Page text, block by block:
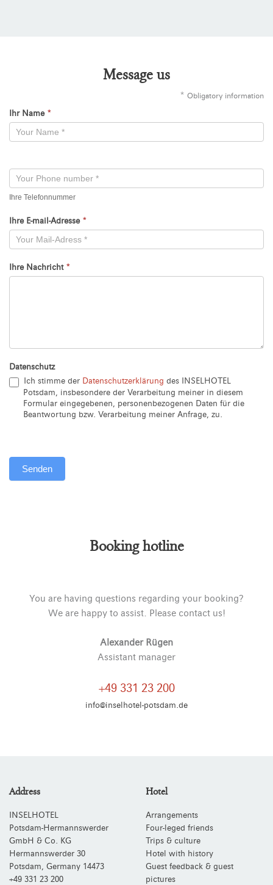
Message us
* Obligatory information
Kontaktformular
-
Ihr Name *
Ihre Telefonnummer
Ihre E-mail-Adresse *
Ihre Nachricht *
Datenschutz
Ich stimme der Datenschutzerklärung des INSELHOTEL
Potsdam, insbesondere der Verarbeitung meiner in diesem
Formular eingegebenen, personenbezogenen Daten für die
Beantwortung bzw. Verarbeitung meiner Anfrage, zu.
Senden
Booking hotline
You are having questions regarding your booking?
We are happy to assist. Please contact us!
Alexander Rügen
Assistant manager
+49 331 23 200
info@inselhotel-potsdam.de
Address
INSELHOTEL
Potsdam-Hermannswerder
GmbH & Co. KG
Hermannswerder 30
Potsdam, Germany 14473
+49 331 23 200
Hotel
Arrangements
Four-leged friends
Trips & culture
Hotel with history
Guest feedback & guest
pictures